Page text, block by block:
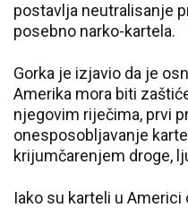
postavlja neutralisanje
posebno narko-kartela.
Gorka je izjavio da je
Amerika mora biti
njegovim riječima, prvi
onesposobljavanje
krijumčarenjem droge,
Iako su karteli u